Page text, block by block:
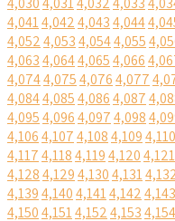
4,0414,0424,0434,044
4,0524,0534,0544,055
4,0634,0644,0654,066
4,0744,0754,0764,077
4,0844,0854,0864,087
4,0954,0964,0974,098
4,1064,1074,1084,1094,110
4,1174,1184,1194,1204,121
4,1284,1294,1304,131
4,1394,1404,1414,1424,143
4,1504,1514,1524,1534,154